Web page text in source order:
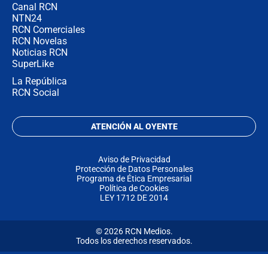
Canal RCN
NTN24
RCN Comerciales
RCN Novelas
Noticias RCN
SuperLike
La República
RCN Social
ATENCIÓN AL OYENTE
Aviso de Privacidad
Protección de Datos Personales
Programa de Ética Empresarial
Política de Cookies
LEY 1712 DE 2014
© 2026 RCN Medios.
Todos los derechos reservados.